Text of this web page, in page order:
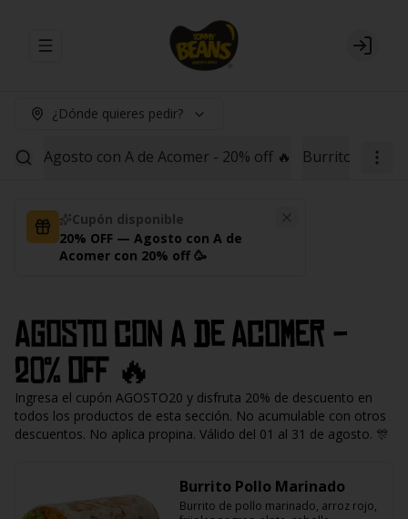
Abrir menu de navegación Login
¿Dónde quieres pedir?
Agosto con A de Acomer - 20% off 🔥 Burritos Red
Cupón disponible
20% OFF — Agosto con A de
Acomer con 20% off 🥳
Agosto con A de Acomer -
20% off 🔥
Ingresa el cupón AGOSTO20 y disfruta 20% de descuento en
todos los productos de esta sección. No acumulable con otros
descuentos. No aplica propina. Válido del 01 al 31 de agosto. 🎊
Burrito Pollo Marinado
Burrito de pollo marinado, arroz rojo,